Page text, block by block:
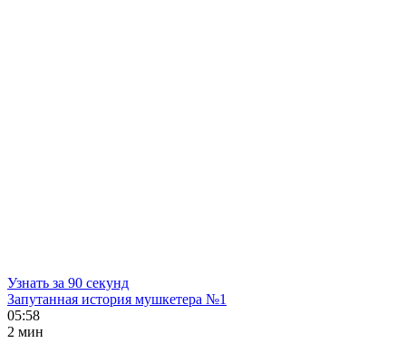
Узнать за 90 секунд
Запутанная история мушкетера №1
05:58
2 мин